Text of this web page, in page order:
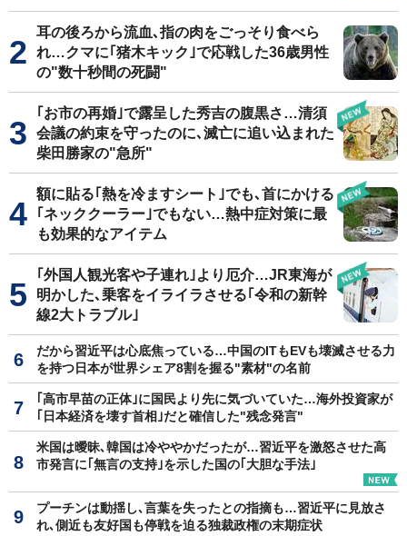
耳の後ろから流血､指の肉をごっそり食べら
れ…クマに｢猪木キック｣で応戦した36歳男性
の"数十秒間の死闘"
｢お市の再婚｣で露呈した秀吉の腹黒さ…清須
会議の約束を守ったのに､滅亡に追い込まれた
柴田勝家の"急所"
額に貼る｢熱を冷ますシート｣でも､首にかける
｢ネッククーラー｣でもない…熱中症対策に最
も効果的なアイテム
｢外国人観光客や子連れ｣より厄介…JR東海が
明かした､乗客をイライラさせる｢令和の新幹
線2大トラブル｣
だから習近平は心底焦っている…中国のITもEVも壊滅させる力
を持つ日本が世界シェア8割を握る"素材"の名前
｢高市早苗の正体｣に国民より先に気づいていた…海外投資家が
｢日本経済を壊す首相｣だと確信した"残念発言"
米国は曖昧､韓国は冷ややかだったが…習近平を激怒させた高
市発言に｢無言の支持｣を示した国の｢大胆な手法｣
プーチンは動揺し､言葉を失ったとの指摘も…習近平に見放さ
れ､側近も友好国も停戦を迫る独裁政権の末期症状